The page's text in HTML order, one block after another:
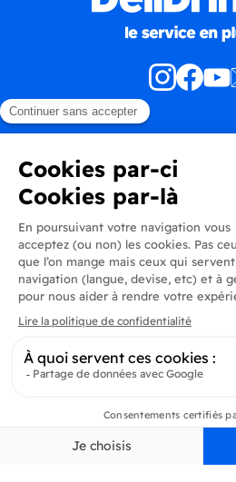
Produits
En savoir plus
Informations
Inscrivez-vous et soyez au courant de
Delidrinks